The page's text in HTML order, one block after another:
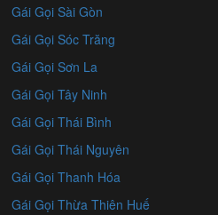
Gái Gọi Sài Gòn
Gái Gọi Sóc Trăng
Gái Gọi Sơn La
Gái Gọi Tây Ninh
Gái Gọi Thái Bình
Gái Gọi Thái Nguyên
Gái Gọi Thanh Hóa
Gái Gọi Thừa Thiên Huế